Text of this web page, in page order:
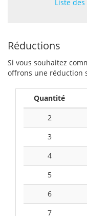
Liste
Réductions
Si vous souhaitez
offrons une réduction
Quantité
2
3
4
5
6
7